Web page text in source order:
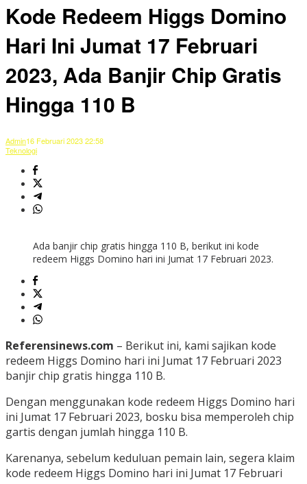
Kode Redeem Higgs Domino
Hari Ini Jumat 17 Februari
2023, Ada Banjir Chip Gratis
Hingga 110 B
Admin16 Februari 2023 22:58
Teknologi
Ada banjir chip gratis hingga 110 B, berikut ini kode
redeem Higgs Domino hari ini Jumat 17 Februari 2023.
Referensinews.com – Berikut ini, kami sajikan kode
redeem Higgs Domino hari ini Jumat 17 Februari 2023
banjir chip gratis hingga 110 B.
Dengan menggunakan kode redeem Higgs Domino hari
ini Jumat 17 Februari 2023, bosku bisa memperoleh chip
gartis dengan jumlah hingga 110 B.
Karenanya, sebelum keduluan pemain lain, segera klaim
kode redeem Higgs Domino hari ini Jumat 17 Februari